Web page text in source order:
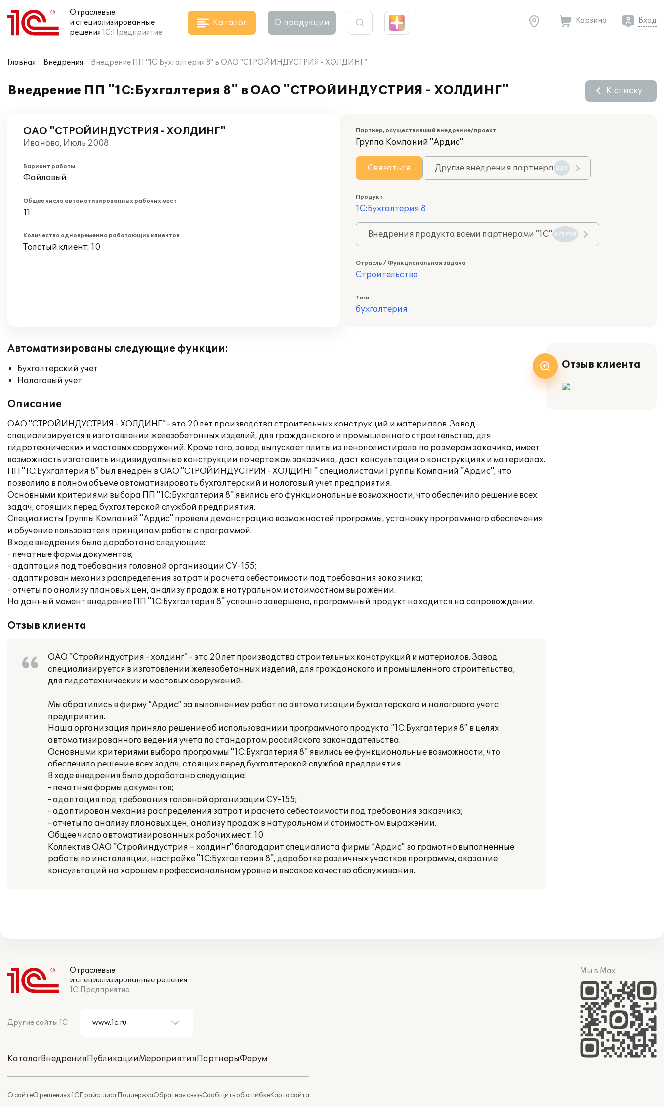
Отраслевые
и специализированные
решения 1С:Предприятие
Каталог О продукции Корзина Вход
Главная Внедрения Внедрение ПП "1С:Бухгалтерия 8" в ОАО "СТРОЙИНДУСТРИЯ - ХОЛДИНГ"
Внедрение ПП "1С:Бухгалтерия 8" в ОАО "СТРОЙИНДУСТРИЯ - ХОЛДИНГ" К списку
ОАО "СТРОЙИНДУСТРИЯ - ХОЛДИНГ"
Иваново, Июль 2008
Вариант работы
Файловый
Общее число автоматизированных рабочих мест
11
Количество одновременно работающих клиентов
Толстый клиент: 10
Партнер, осуществивший внедрение/проект
Группа Компаний "Ардис"
Связаться Другие внедрения партнера 225
Продукт
1С:Бухгалтерия 8
Внедрения продукта всеми партнерами "1С" 575930
Отрасль / Функциональная задача
Строительство
Теги
бухгалтерия
Автоматизированы следующие функции:
Бухгалтерский учет
Налоговый учет
Описание
ОАО "СТРОЙИНДУСТРИЯ - ХОЛДИНГ" - это 20 лет производства строительных конструкций и материалов. Завод
специализируется в изготовлении железобетонных изделий, для гражданского и промышленного строительства, для
гидротехнических и мостовых сооружений. Кроме того, завод выпускает плиты из пенополистирола по размерам закачика, имеет
возможность изготовить индивидуальные конструкции по чертежам заказчика, даст консультации о конструкциях и материалах.
ПП "1С:Бухгалтерия 8" был внедрен в ОАО "СТРОЙИНДУСТРИЯ - ХОЛДИНГ" специалистами Группы Компаний "Ардис", что
позволило в полном объеме автоматизировать бухгалтерский и налоговый учет предприятия.
Основными критериями выбора ПП "1С:Бухгалтерия 8" явились его функциональные возможности, что обеспечило решение всех
задач, стоящих перед бухгалтерской службой предприятия.
Специалисты Группы Компаний "Ардис" провели демонстрацию возможностей программы, установку программного обеспечения
и обучение пользователя принципам работы с программой.
В ходе внедрения было доработано следующие:
- печатные формы документов;
- адаптация под требования головной организации СУ-155;
- адаптирован механиз распределения затрат и расчета себестоимости под требования заказчика;
- отчеты по анализу плановых цен, анализу продаж в натуральном и стоимостном выражении.
На данный момент внедрение ПП "1С:Бухгалтерия 8" успешно завершено, программный продукт находится на сопровождении.
Отзыв клиента
ОАО "Стройиндустрия - холдинг" - это 20 лет производства строительных конструкций и материалов. Завод
специализируется в изготовлении железобетонных изделий, для гражданского и промышленного строительства,
для гидротехнических и мостовых сооружений.
Мы обратились в фирму “Ардис” за выполнением работ по автоматизации бухгалтерского и налогового учета
предприятия.
Наша организация приняла решение об использованиии программного продукта “1С:Бухгалтерия 8” в целях
автоматизированного ведения учета по стандартам российского законадательства.
Основными критериями выбора программы "1С:Бухгалтерия 8" явились ее функциональные возможности, что
обеспечило решение всех задач, стоящих перед бухгалтерской службой предприятия.
В ходе внедрения было доработано следующие:
- печатные формы документов;
- адаптация под требования головной организации СУ-155;
- адаптирован механиз распределения затрат и расчета себестоимости под требования заказчика;
- отчеты по анализу плановых цен, анализу продаж в натуральном и стоимостном выражении.
Общее число автоматизированных рабочих мест: 10
Коллектив ОАО "Стройиндустрия – холдинг" благодарит специалиста фирмы “Ардис” за грамотно выполненные
работы по инсталляции, настройке "1С:Бухгалтерия 8", доработке различных участков программы, оказание
консультаций на хорошем профессиональном уровне и высокое качество обслуживания.
Отзыв клиента
Отраслевые
и специализированные решения
1С:Предприятие
Другие сайты 1С
КаталогВнедренияПубликацииМероприятияПартнерыФорум
О сайтеО решениях 1СПрайс-листПоддержкаОбратная связьСообщить об ошибкеКарта сайта
Мы в Max